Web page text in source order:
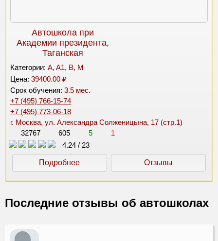
Автошкола при
Академии президента,
Таганская
Категории: A, A1, B, M
Цена: 39400.00 ₽
Срок обучения: 3.5 мес.
+7 (495) 766-15-74
+7 (495) 773-06-18
г. Москва, ул. Александра Солженицына, 17 (стр.1)
32767
605 5
1
4.24 / 23
Подробнее Отзывы
Последние отзывы об автошколах